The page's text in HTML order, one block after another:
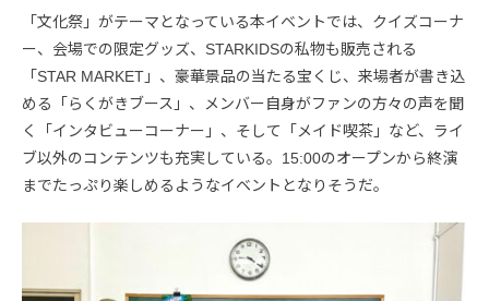
「文化祭」がテーマとなっている本イベントでは、クイズコーナ
ー、会場での限定グッズ、STARKIDSの私物も販売される
「STAR MARKET」、豪華景品の当たる宝くじ、来場者が書き込
める「らくがきブース」、メンバー自身がファンの方々の声を聞
く「インタビューコーナー」、そして「メイド喫茶」など、ライ
ブ以外のコンテンツも充実している。15:00のオープンから終演
までたっぷり楽しめるようなイベントとなりそうだ。